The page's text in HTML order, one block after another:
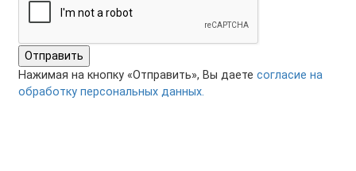
Отправить
Нажимая на кнопку «Отправить», Вы даете согласие на
обработку персональных данных.